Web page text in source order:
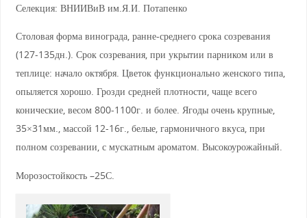
Селекция: ВНИИВиВ им.Я.И. Потапенко
Столовая форма винограда, ранне-среднего срока созревания
(127-135дн.). Срок созревания, при укрытии парником или в
теплице: начало октября. Цветок функционально женского типа,
опыляется хорошо. Грозди средней плотности, чаще всего
конические, весом 800-1100г. и более. Ягоды очень крупные,
35×31мм., массой 12-16г., белые, гармоничного вкуса, при
полном созревании, с мускатным ароматом. Высокоурожайный.
Морозостойкость –25С.